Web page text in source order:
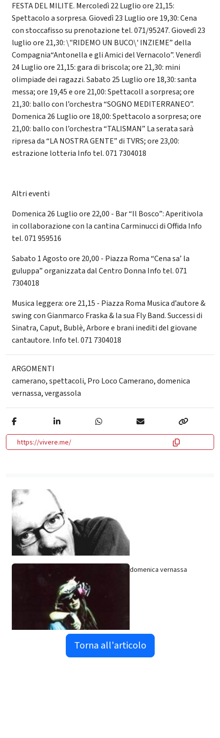
FESTA DEL MILITE. Mercoledì 22 Luglio ore 21,15:
Spettacolo a sorpresa. Giovedì 23 Luglio ore 19,30: Cena
con stoccafisso su prenotazione tel. 071/95247. Giovedì 23
luglio ore 21,30: \"RIDEMO UN BUCO\' INZIEME” della
Compagnia“Antonella e gli Amici del Vernacolo”. Venerdì
24 Luglio ore 21,15: gara di briscola; ore 21,30: mini
olimpiade dei ragazzi. Sabato 25 Luglio ore 18,30: santa
messa; ore 19,45 e ore 21,00: SpettacolI a sorpresa; ore
21,30: ballo con l’orchestra “SOGNO MEDITERRANEO”.
Domenica 26 Luglio ore 18,00: Spettacolo a sorpresa; ore
21,00: ballo con l’orchestra “TALISMAN” La serata sarà
ripresa da “LA NOSTRA GENTE” di TVRS; ore 23,00:
estrazione lotteria Info tel. 071 7304018
Altri eventi
Domenica 26 Luglio ore 22,00 - Bar “Il Bosco”: Aperitivola
in collaborazione con la cantina Carminucci di Offida Info
tel. 071 959516
Sabato 1 Agosto ore 20,00 - Piazza Roma “Cena sa’ la
guluppa” organizzata dal Centro Donna Info tel. 071
7304018
Musica leggera: ore 21,15 - Piazza Roma Musica d’autore &
swing con Gianmarco Fraska & la sua Fly Band. Successi di
Sinatra, Caput, Bublè, Arbore e brani inediti del giovane
cantautore. Info tel. 071 7304018
ARGOMENTI
camerano,spettacoli, Pro Loco Camerano,domenica
vernassa,vergassola
https://vivere.me/
domenica vernassa
Torna all'articolo